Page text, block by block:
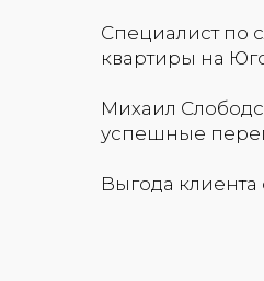
Специалист по
квартиры на
Михаил
успешные
Выгода клиента